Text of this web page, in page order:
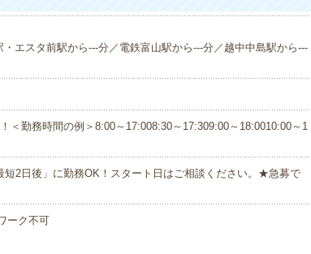
エスタ前駅から---分／電鉄富山駅から---分／越中中島駅から---
＜勤務時間の例＞8:00～17:008:30～17:309:00～18:0010:00～1
2日後」に勤務OK！スタート日はご相談ください。★急募で
ーク不可